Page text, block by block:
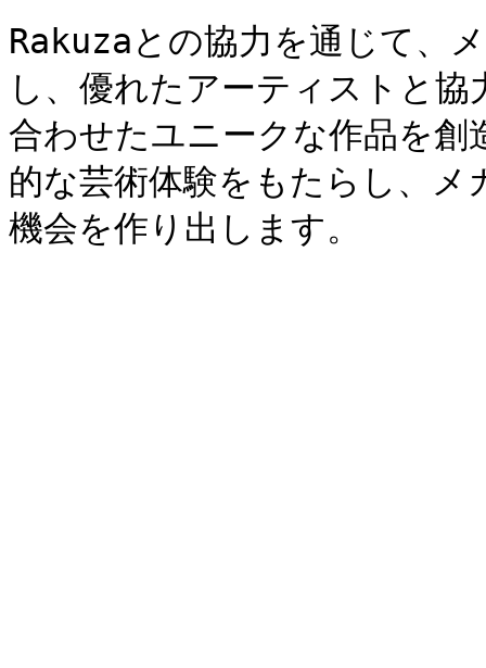
Rakuzaとの協力を通じて、
し、優れたアーティストと
合わせたユニークな作品を
的な芸術体験をもたらし、